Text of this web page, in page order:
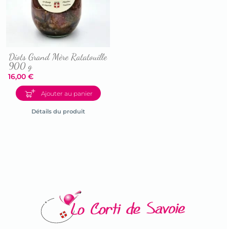
Diots Grand Mère Ratatouille
900 g
16,00 €
Accéder
Ajouter au panier
Détails du produit